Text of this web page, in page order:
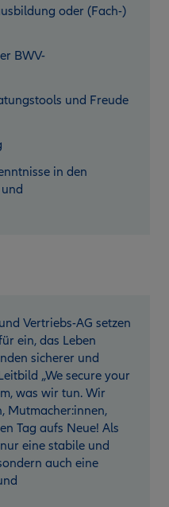
oder (Fach-)
BWV-
und Freude
in den
Vertriebs-AG setzen
ein, das Leben
sicherer und
„We secure your
was wir tun. Wir
Mutmacher:innen,
Tag aufs Neue! Als
eine stabile und
auch eine